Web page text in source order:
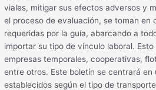
viales, mitigar sus efectos adversos y
el proceso de evaluación, se toman en
requeridas por la guía, abarcando a
importar su tipo de vínculo laboral.
empresas temporales, cooperativas,
entre otros. Este boletín se centrará en
establecidos según el tipo de